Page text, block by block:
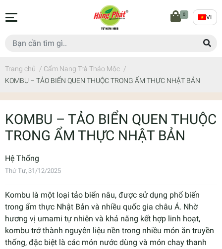
0 VI
Trang chủ / Cẩm Nang Trà Thảo Mộc /
KOMBU – TẢO BIỂN QUEN THUỘC TRONG ẨM THỰC NHẬT BẢN
KOMBU – TẢO BIỂN QUEN THUỘC
TRONG ẨM THỰC NHẬT BẢN
Hệ Thống
Thứ Tư, 31/12/2025
Kombu là một loại tảo biển nâu, được sử dụng phổ biến
trong ẩm thực Nhật Bản và nhiều quốc gia châu Á. Nhờ
hương vị umami tự nhiên và khả năng kết hợp linh hoạt,
kombu trở thành nguyên liệu nền trong nhiều món ăn truyền
thống, đặc biệt là các món nước dùng và món chay thanh